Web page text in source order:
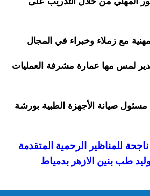
مع زملاء وخبراء في المجال
لمس مها عمارة مشرفة العمليات
صيانة الأجهزة الطبية بورشة
للمناظير الرحمية المتقدمة
طب بنين الازهر بدمياط